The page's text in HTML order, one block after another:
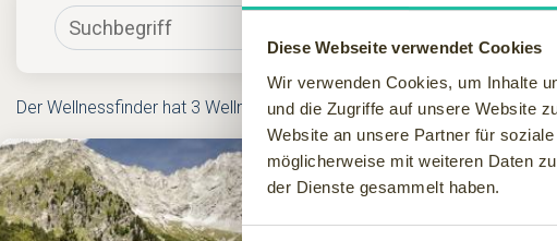
Diese Webseite verwendet Cookies
Wir verwenden Cookies, um Inhalte
und die Zugriffe auf unsere Website
Website an unsere Partner für
möglicherweise mit weiteren Daten
der Dienste gesammelt haben.
Der Wellnessfinder hat 3 Wellnesshotels in Italien gefunden